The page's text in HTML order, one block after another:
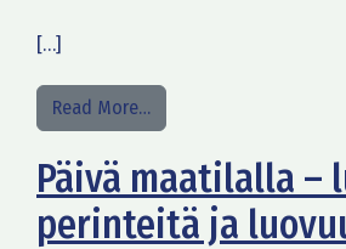
[…]
Read More…from Arktinen jäämelonta
Päivä maatilalla –
perinteitä ja